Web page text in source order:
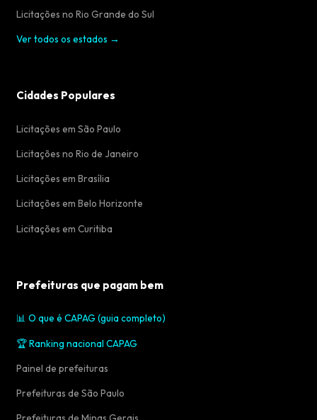
Licitações no Rio Grande do Sul
Ver todos os estados →
Cidades Populares
Licitações em São Paulo
Licitações no Rio de Janeiro
Licitações em Brasília
Licitações em Belo Horizonte
Licitações em Curitiba
Prefeituras que pagam bem
📊 O que é CAPAG (guia completo)
🏆 Ranking nacional CAPAG
Painel de prefeituras
Prefeituras de São Paulo